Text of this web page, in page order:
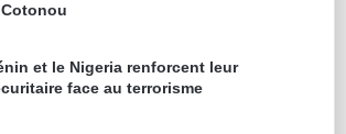
et le Nigeria renforcent leur
face au terrorisme